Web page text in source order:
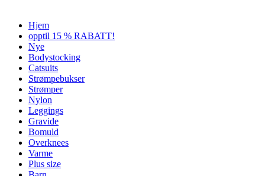
Hjem
opptil 15 % RABATT!
Nye
Bodystocking
Catsuits
Strømpebukser
Strømper
Nylon
Leggings
Gravide
Bomuld
Overknees
Varme
Plus size